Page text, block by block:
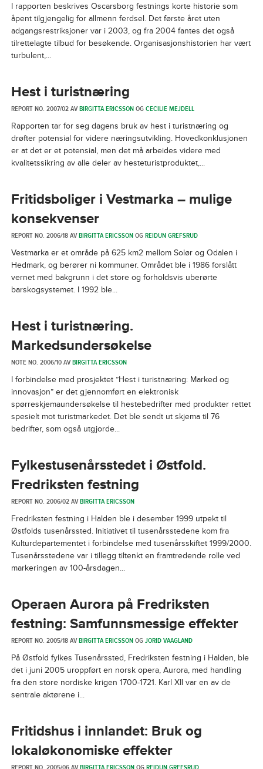
I rapporten beskrives Oscarsborg festnings korte historie som
åpent tilgjengelig for allmenn ferdsel. Det første året uten
adgangsrestriksjoner var i 2003, og fra 2004 fantes det også
tilrettelagte tilbud for besøkende. Organisasjonshistorien har vært
turbulent,...
Hest i turistnæring
REPORT NO. 2007/02 AVBIRGITTA ERICSSONOGCECILIE MEJDELL
Rapporten tar for seg dagens bruk av hest i turistnæring og
drøfter potensial for videre næringsutvikling. Hovedkonklusjonen
er at det er et potensial, men det må arbeides videre med
kvalitetssikring av alle deler av hesteturistproduktet,...
Fritidsboliger i Vestmarka – mulige
konsekvenser
REPORT NO. 2006/18 AVBIRGITTA ERICSSONOGREIDUN GREFSRUD
Vestmarka er et område på 625 km2 mellom Solør og Odalen i
Hedmark, og berører ni kommuner. Området ble i 1986 forslått
vernet med bakgrunn i det store og forholdsvis uberørte
barskogsystemet. I 1992 ble...
Hest i turistnæring.
Markedsundersøkelse
NOTE NO. 2006/10 AVBIRGITTA ERICSSON
I forbindelse med prosjektet ”Hest i turistnæring: Marked og
innovasjon” er det gjennomført en elektronisk
spørreskjemaundersøkelse til hestebedrifter med produkter rettet
spesielt mot turistmarkedet. Det ble sendt ut skjema til 76
bedrifter, som også utgjorde...
Fylkestusenårsstedet i Østfold.
Fredriksten festning
REPORT NO. 2006/02 AVBIRGITTA ERICSSON
Fredriksten festning i Halden ble i desember 1999 utpekt til
Østfolds tusenårs­sted. Initiativet til tusenårsstedene kom fra
Kulturdeparte­mentet i forbindelse med tusenårsskiftet 1999/2000.
Tusenårsstedene var i tillegg tiltenkt en fram­tredende rolle ved
marke­ringen av 100-årsdagen...
Operaen Aurora på Fredriksten
festning: Samfunnsmessige effekter
REPORT NO. 2005/18 AVBIRGITTA ERICSSONOGJORID VAAGLAND
På Østfold fylkes Tusenårssted, Fredriksten festning i Halden, ble
det i juni 2005 uroppført en norsk opera, Aurora, med handling
fra den store nordiske krigen 1700-1721. Karl XII var en av de
sentrale aktørene i...
Fritidshus i innlandet: Bruk og
lokaløkonomiske effekter
REPORT NO. 2005/06 AVBIRGITTA ERICSSONOGREIDUN GREFSRUD